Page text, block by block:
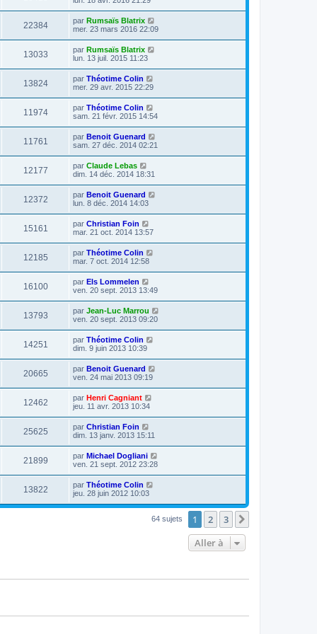
22384 par Rumsaïs Blatrix
mer. 23 mars 2016 22:09
13033 par Rumsaïs Blatrix
lun. 13 juil. 2015 11:23
13824 par Théotime Colin
mer. 29 avr. 2015 22:29
11974 par Théotime Colin
sam. 21 févr. 2015 14:54
11761 par Benoit Guenard
sam. 27 déc. 2014 02:21
12177 par Claude Lebas
dim. 14 déc. 2014 18:31
12372 par Benoit Guenard
lun. 8 déc. 2014 14:03
15161 par Christian Foin
mar. 21 oct. 2014 13:57
12185 par Théotime Colin
mar. 7 oct. 2014 12:58
16100 par Els Lommelen
ven. 20 sept. 2013 13:49
13793 par Jean-Luc Marrou
ven. 20 sept. 2013 09:20
14251 par Théotime Colin
dim. 9 juin 2013 10:39
20665 par Benoit Guenard
ven. 24 mai 2013 09:19
12462 par Henri Cagniant
jeu. 11 avr. 2013 10:34
25625 par Christian Foin
dim. 13 janv. 2013 15:11
21899 par Michael Dogliani
ven. 21 sept. 2012 23:28
13822 par Théotime Colin
jeu. 28 juin 2012 10:03
64 sujets 1 2 3
Aller à